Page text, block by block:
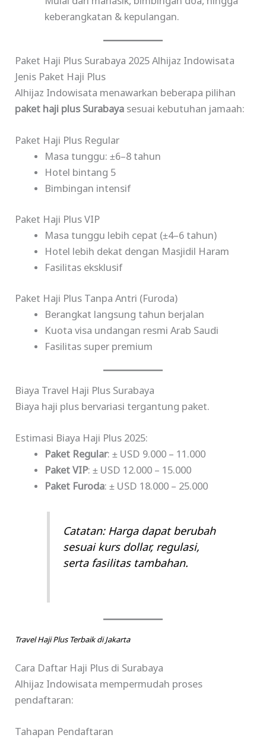
keberangkatan & kepulangan.
Paket Haji Plus Surabaya 2025 Alhijaz Indowisata
Jenis Paket Haji Plus
Alhijaz Indowisata menawarkan beberapa pilihan
paket haji plus Surabaya sesuai kebutuhan jamaah:
Paket Haji Plus Regular
Masa tunggu: ±6–8 tahun
Hotel bintang 5
Bimbingan intensif
Paket Haji Plus VIP
Masa tunggu lebih cepat (±4–6 tahun)
Hotel lebih dekat dengan Masjidil Haram
Fasilitas eksklusif
Paket Haji Plus Tanpa Antri (Furoda)
Berangkat langsung tahun berjalan
Kuota visa undangan resmi Arab Saudi
Fasilitas super premium
Biaya Travel Haji Plus Surabaya
Biaya haji plus bervariasi tergantung paket.
Estimasi Biaya Haji Plus 2025:
Paket Regular: ± USD 9.000 – 11.000
Paket VIP: ± USD 12.000 – 15.000
Paket Furoda: ± USD 18.000 – 25.000
Catatan: Harga dapat berubah
sesuai kurs dollar, regulasi,
serta fasilitas tambahan.
Travel Haji Plus Terbaik di Jakarta
Cara Daftar Haji Plus di Surabaya
Alhijaz Indowisata mempermudah proses
pendaftaran:
Tahapan Pendaftaran